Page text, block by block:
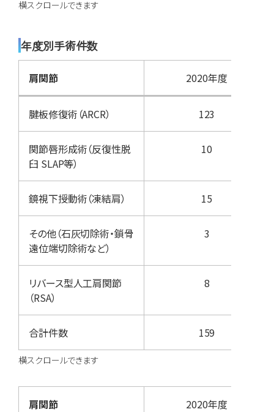
年度別手術件数
肩関節 2020年度
腱板修復術（ARCR） 123
関節唇形成術（反復性脱
臼 SLAP等）
10
鏡視下授動術（凍結肩） 15
その他（石灰切除術・鎖骨
遠位端切除術など）
3
リバース型人工肩関節
（RSA）
8
合計件数 159
肩関節 2020年度